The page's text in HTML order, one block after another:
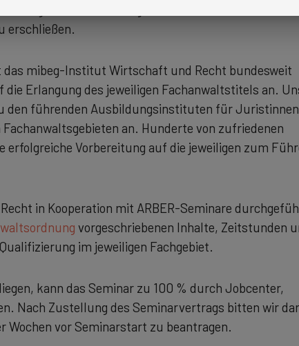
und ermöglicht ihnen dadurch, sich
erschließen.
das mibeg-Institut Wirtschaft und Recht bundesweit
Erlangung des jeweiligen Fachanwaltstitels an.
den führenden Ausbildungs­instituten für
an. Hunderte von zufriedenen
Vorbereitung auf die jeweiligen zum
in Kooperation mit ARBER-Seminare
vorgeschriebenen Inhalte, Zeitstunden
im jeweiligen Fachgebiet.
kann das Seminar zu 100 % durch Jobcenter,
Nach Zustellung des Seminarvertrags bitten wir
Wochen vor Seminarstart zu beantragen.